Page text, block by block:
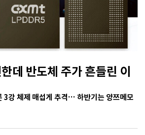
데 반도체 주가 흔들린 이
‘과점 균열’ 공포
3강 체제 매섭게 추격… 하반기는 양쯔메모